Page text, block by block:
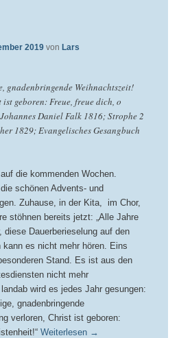
2019 von Lars
gnadenbringende Weihnachtszeit!
geboren: Freue, freue dich, o
Daniel Falk 1816; Strophe 2
1829; Evangelisches Gesangbuch
die kommenden Wochen.
schönen Advents- und
Zuhause, in der Kita, im Chor,
stöhnen bereits jetzt: „Alle Jahre
diese Dauerberieselung auf den
es nicht mehr hören. Eins
Stand. Es ist aus den
nicht mehr
wird es jedes Jahr gesungen:
gnadenbringende
verloren, Christ ist geboren:
Weiterlesen →